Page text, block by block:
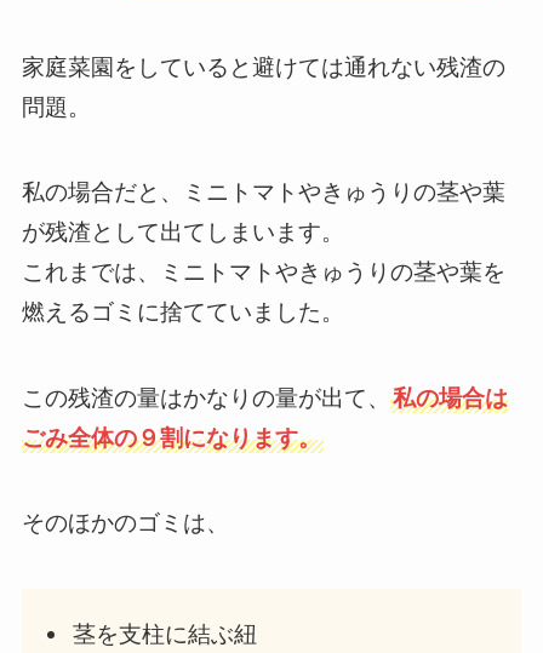
家庭菜園をしていると避けては通れない残渣の
問題。
私の場合だと、ミニトマトやきゅうりの茎や葉
が残渣として出てしまいます。
これまでは、ミニトマトやきゅうりの茎や葉を
燃えるゴミに捨てていました。
この残渣の量はかなりの量が出て、 私の場合は
ごみ全体の９割になります。
そのほかのゴミは、
茎を支柱に結ぶ紐